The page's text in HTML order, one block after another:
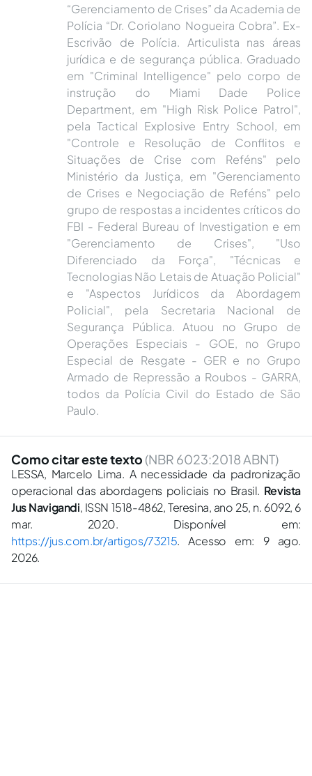
“Gerenciamento de Crises” da Academia de
Polícia “Dr. Coriolano Nogueira Cobra”. Ex-
Escrivão de Polícia. Articulista nas áreas
jurídica e de segurança pública. Graduado
em "Criminal Intelligence" pelo corpo de
instrução do Miami Dade Police
Department, em "High Risk Police Patrol",
pela Tactical Explosive Entry School, em
"Controle e Resolução de Conflitos e
Situações de Crise com Reféns" pelo
Ministério da Justiça, em "Gerenciamento
de Crises e Negociação de Reféns" pelo
grupo de respostas a incidentes críticos do
FBI - Federal Bureau of Investigation e em
"Gerenciamento de Crises", "Uso
Diferenciado da Força", "Técnicas e
Tecnologias Não Letais de Atuação Policial"
e "Aspectos Jurídicos da Abordagem
Policial", pela Secretaria Nacional de
Segurança Pública. Atuou no Grupo de
Operações Especiais - GOE, no Grupo
Especial de Resgate - GER e no Grupo
Armado de Repressão a Roubos - GARRA,
todos da Polícia Civil do Estado de São
Paulo.
Como citar este texto (NBR 6023:2018 ABNT)
LESSA, Marcelo Lima. A necessidade da padronização
operacional das abordagens policiais no Brasil. Revista
Jus Navigandi, ISSN 1518-4862, Teresina, ano 25, n. 6092, 6
mar. 2020. Disponível em:
https://jus.com.br/artigos/73215. Acesso em: 9 ago.
2026.